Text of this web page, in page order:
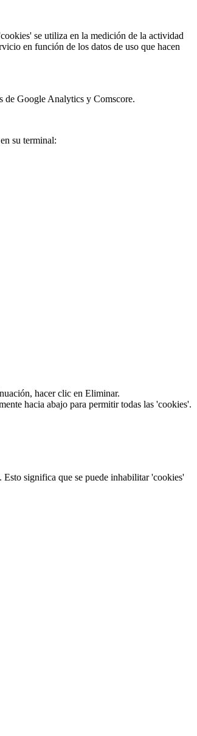
se utiliza en la medición de la actividad
en función de los datos de uso que hacen
de Google Analytics y Comscore.
su terminal:
hacer clic en Eliminar.
hacia abajo para permitir todas las 'cookies'.
significa que se puede inhabilitar 'cookies'